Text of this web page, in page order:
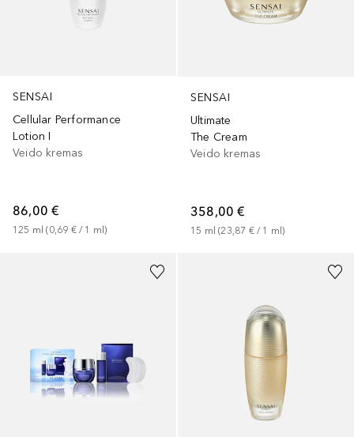
SENSAI
Cellular Performance
Lotion I
Veido kremas
86,00 €
125 ml (0,69 € / 1 ml)
SENSAI
Ultimate
The Cream
Veido kremas
358,00 €
15 ml (23,87 € / 1 ml)